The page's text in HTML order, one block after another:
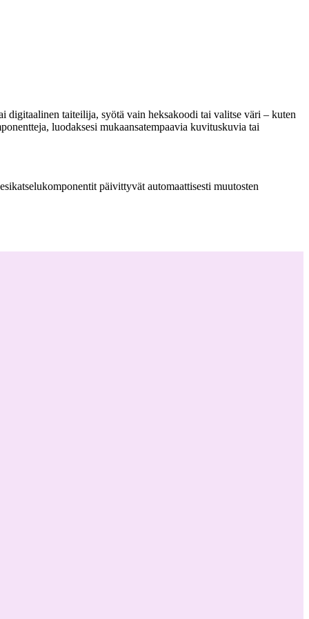
taiteilija, syötä vain heksakoodi tai valitse väri – kuten
luodaksesi mukaansatempaavia kuvituskuvia tai
päivittyvät automaattisesti muutosten